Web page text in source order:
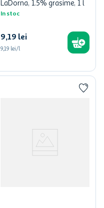
LaDorna, 1.5% grasime, 1 l
In stoc
9,19 lei
9,19 lei/l